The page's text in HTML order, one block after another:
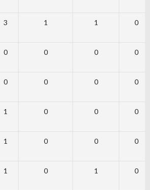
3 1 1 0
0 0 0 0
0 0 0 0
1 0 0 0
1 0 0 0
1 0 1 0